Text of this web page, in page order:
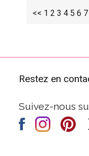
<< 1 2 3 4 5 6 7
Restez en
Suivez-nous